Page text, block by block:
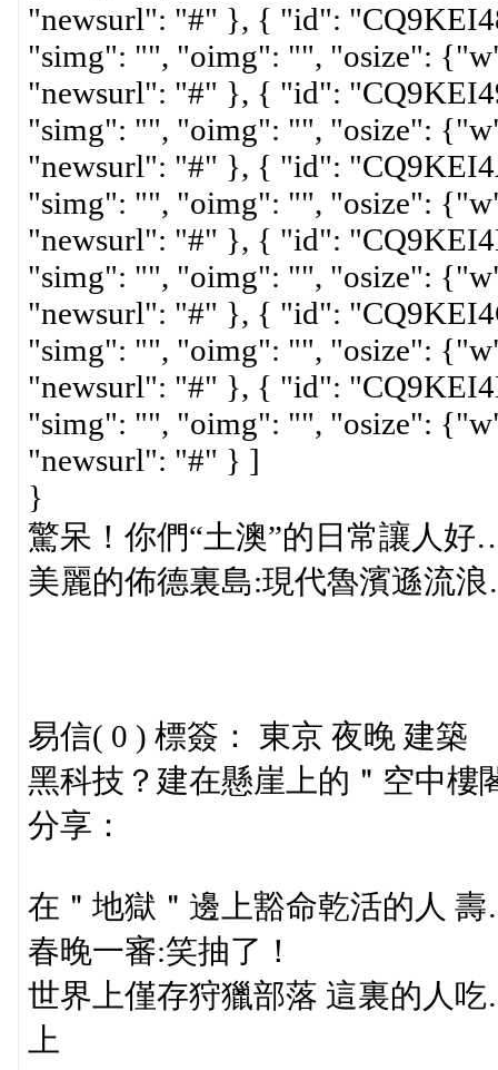
"newsurl": "#" }, { "id":
"simg": "", "oimg": "", "osize":
"newsurl": "#" }, { "id":
"simg": "", "oimg": "", "osize":
"newsurl": "#" }, { "id":
"simg": "", "oimg": "", "osize":
"newsurl": "#" }, { "id":
"simg": "", "oimg": "", "osize":
"newsurl": "#" }, { "id":
"simg": "", "oimg": "", "osize":
"newsurl": "#" }, { "id":
"simg": "", "oimg": "", "osize":
"newsurl": "#" } ]
}
驚呆！你們“土澳”的日常讓人好
美麗的佈德裏島:現代魯濱遜流
易信( 0 ) 標簽： 東京 夜晚 建築
黑科技？建在懸崖上的＂空中
分享：
在＂地獄＂邊上豁命乾活的人
春晚一審:笑抽了！
世界上僅存狩獵部落 這裏的人
上